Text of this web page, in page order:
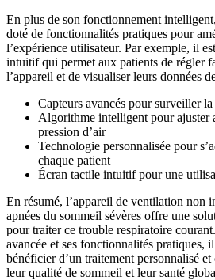
En plus de son fonctionnement
doté de fonctionnalités pratiques pour
l’expérience utilisateur. Par exemple, il
intuitif qui permet aux patients de régler
l’appareil et de visualiser leurs données
Capteurs avancés pour surveiller
Algorithme intelligent pour ajuster
pression d’air
Technologie personnalisée pour
chaque patient
Écran tactile intuitif pour une
En résumé, l’appareil de ventilation non
apnées du sommeil sévères offre une
pour traiter ce trouble respiratoire
avancée et ses fonctionnalités pratiques,
bénéficier d’un traitement personnalisé
leur qualité de sommeil et leur santé